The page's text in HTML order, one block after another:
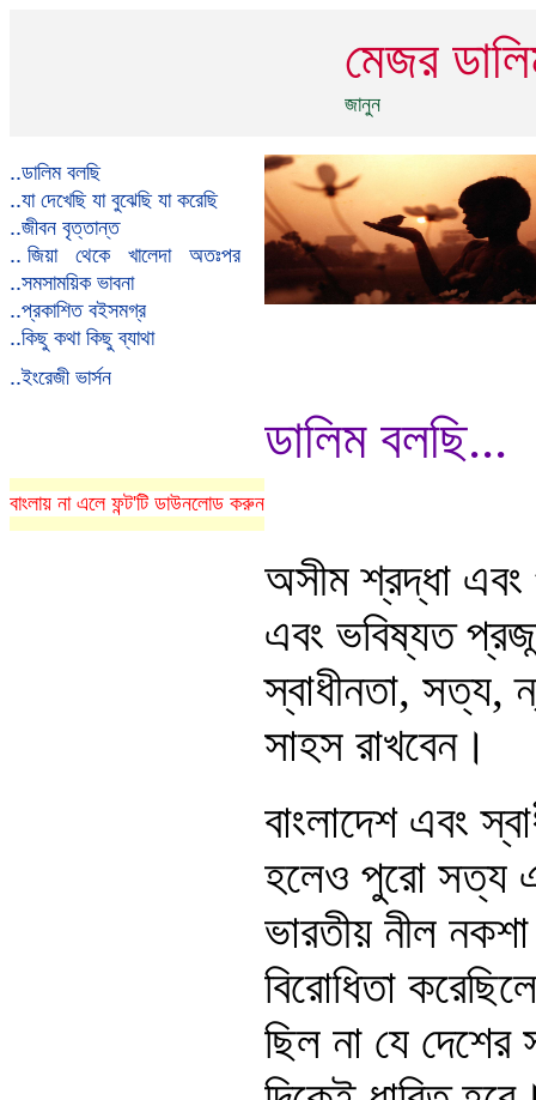
মেজর
জানুন
..ডালিম বলছি
..যা দেখেছি যা বুঝেছি যা করেছি
..জীবন বৃত্তান্ত
.. জিয়া থেকে খালেদা অতঃপর
..সমসাময়িক ভাবনা
..প্রকাশিত বইসমগ্র
..কিছু কথা কিছু ব্যাথা
..ইংরেজী ভার্সন
ডালিম বলছি...
বাংলায় না এলে ফন্ট'টি ডাউনলোড করুন
অসীম শ্রদ্ধা এবং
এবং ভবিষ্যত
স্বাধীনতা, সত্য,
সাহস রাখবেন।
বাংলাদেশ এবং
হলেও পুরো সত্য
ভারতীয় নীল
বিরোধিতা
ছিল না যে দেশের